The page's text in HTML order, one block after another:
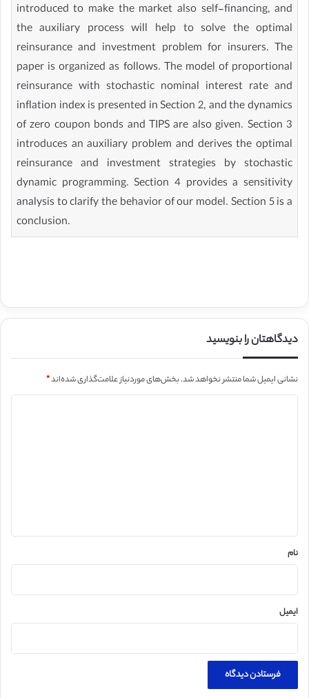
introduced to make the market also self-financing, and
the auxiliary process will help to solve the optimal
reinsurance and investment problem for insurers. The
paper is organized as follows. The model of proportional
reinsurance with stochastic nominal interest rate and
inflation index is presented in Section 2, and the dynamics
of zero coupon bonds and TIPS are also given. Section 3
introduces an auxiliary problem and derives the optimal
reinsurance and investment strategies by stochastic
dynamic programming. Section 4 provides a sensitivity
analysis to clarify the behavior of our model. Section 5 is a
conclusion.
دیدگاهتان را بنویسید
نشانی ایمیل شما منتشر نخواهد شد.بخش‌های موردنیاز علامت‌گذاری شده‌اند*
نام
ایمیل